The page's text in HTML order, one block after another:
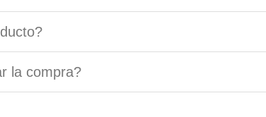
la compra?